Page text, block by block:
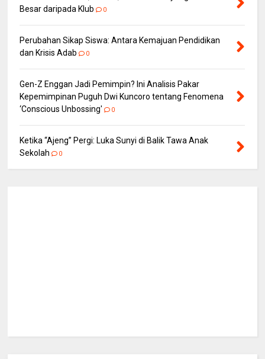
Besar daripada Klub
0
Perubahan Sikap Siswa: Antara Kemajuan Pendidikan
dan Krisis Adab
0
Gen-Z Enggan Jadi Pemimpin? Ini Analisis Pakar
Kepemimpinan Puguh Dwi Kuncoro tentang Fenomena
‘Conscious Unbossing'
0
Ketika “Ajeng” Pergi: Luka Sunyi di Balik Tawa Anak
Sekolah
0